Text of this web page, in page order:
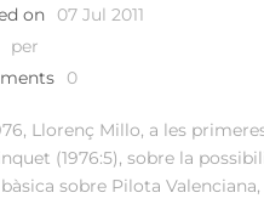
on
07 Jul 2011
per
0
Llorenç Millo, a les
(1976:5), sobre la
sobre Pilota Valenciana,